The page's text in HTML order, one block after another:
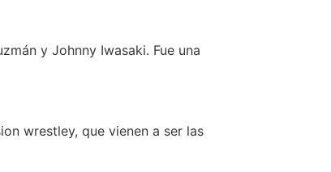
y Johnny Iwasaki. Fue una
wrestley, que vienen a ser las